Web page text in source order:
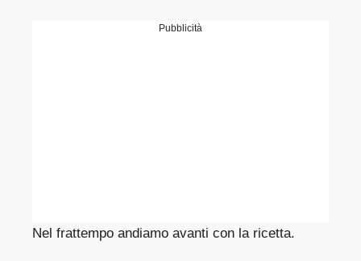
Pubblicità
Nel frattempo andiamo avanti con la ricetta.